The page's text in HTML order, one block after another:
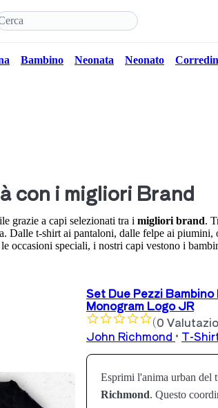
Bambino Neonata Neonato
con i migliori Brand
grazie a capi selezionati tra i migliori brand.
Dalle t-shirt ai pantaloni, dalle felpe ai piumini,
occasioni speciali, i nostri capi vestono i
Set Due Pezzi
Monogram Logo JR
(0
John Richmond • T-
Esprimi l'anima urban del
Richmond. Questo